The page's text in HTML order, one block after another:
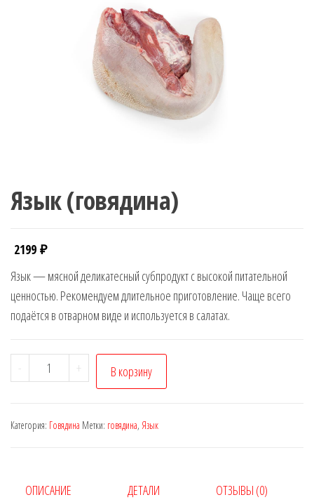
Язык (говядина)
2199 ₽
Язык — мясной деликатесный субпродукт с высокой питательной
ценностью. Рекомендуем длительное приготовление. Чаще всего
подаётся в отварном виде и используется в салатах.
-
Количество
товара
(говядина)
+ В корзину
Категория: Говядина Метки: говядина, Язык
ОПИСАНИЕ ДЕТАЛИ ОТЗЫВЫ (0)